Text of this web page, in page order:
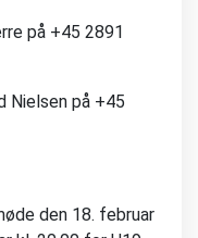
på +45 2891
Nielsen på +45
den 18. februar